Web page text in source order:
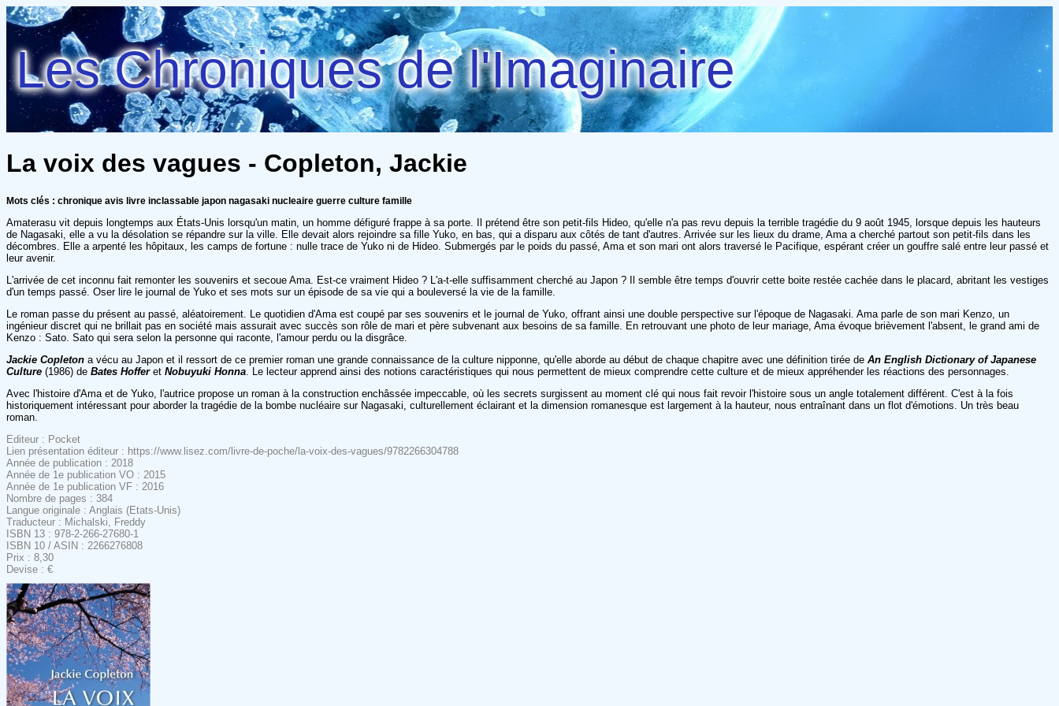
Les Chroniques de l'Imaginaire
La voix des vagues - Copleton, Jackie
Mots clés : chronique avis livre inclassable japon nagasaki nucleaire guerre culture famille
Amaterasu vit depuis longtemps aux États-Unis lorsqu'un matin, un homme défiguré frappe à sa porte. Il prétend être son petit-fils Hideo, qu'elle n'a pas revu depuis la terrible tragédie du 9 août 1945, lorsque depuis les hauteurs
de Nagasaki, elle a vu la désolation se répandre sur la ville. Elle devait alors rejoindre sa fille Yuko, en bas, qui a disparu aux côtés de tant d'autres. Arrivée sur les lieux du drame, Ama a cherché partout son petit-fils dans les
décombres. Elle a arpenté les hôpitaux, les camps de fortune : nulle trace de Yuko ni de Hideo. Submergés par le poids du passé, Ama et son mari ont alors traversé le Pacifique, espérant créer un gouffre salé entre leur passé et
leur avenir.
L'arrivée de cet inconnu fait remonter les souvenirs et secoue Ama. Est-ce vraiment Hideo ? L'a-t-elle suffisamment cherché au Japon ? Il semble être temps d'ouvrir cette boite restée cachée dans le placard, abritant les vestiges
d'un temps passé. Oser lire le journal de Yuko et ses mots sur un épisode de sa vie qui a bouleversé la vie de la famille.
Le roman passe du présent au passé, aléatoirement. Le quotidien d'Ama est coupé par ses souvenirs et le journal de Yuko, offrant ainsi une double perspective sur l'époque de Nagasaki. Ama parle de son mari Kenzo, un
ingénieur discret qui ne brillait pas en société mais assurait avec succès son rôle de mari et père subvenant aux besoins de sa famille. En retrouvant une photo de leur mariage, Ama évoque brièvement l'absent, le grand ami de
Kenzo : Sato. Sato qui sera selon la personne qui raconte, l'amour perdu ou la disgrâce.
Jackie Copleton a vécu au Japon et il ressort de ce premier roman une grande connaissance de la culture nipponne, qu'elle aborde au début de chaque chapitre avec une définition tirée de An English Dictionary of Japanese
Culture (1986) de Bates Hofferet Nobuyuki Honna . Le lecteur apprend ainsi des notions caractéristiques qui nous permettent de mieux comprendre cette culture et de mieux appréhender les réactions des personnages.
Avec l'histoire d'Ama et de Yuko, l'autrice propose un roman à la construction enchâssée impeccable, où les secrets surgissent au moment clé qui nous fait revoir l'histoire sous un angle totalement différent. C'est à la fois
historiquement intéressant pour aborder la tragédie de la bombe nucléaire sur Nagasaki, culturellement éclairant et la dimension romanesque est largement à la hauteur, nous entraînant dans un flot d'émotions. Un très beau
roman.
Editeur : Pocket
Lien présentation éditeur : https://www.lisez.com/livre-de-poche/la-voix-des-vagues/9782266304788
Année de publication : 2018
Année de 1e publication VO : 2015
Année de 1e publication VF : 2016
Nombre de pages : 384
Langue originale : Anglais (Etats-Unis)
Traducteur : Michalski, Freddy
ISBN 13 : 978-2-266-27680-1
ISBN 10 / ASIN : 2266276808
Prix : 8,30
Devise : €